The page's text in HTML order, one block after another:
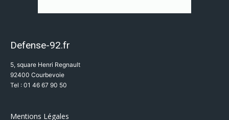
Defense-92.fr
5, square Henri Regnault
92400 Courbevoie
Tel : 01 46 67 90 50
Mentions Légales